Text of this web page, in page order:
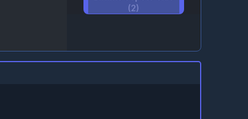
(2)